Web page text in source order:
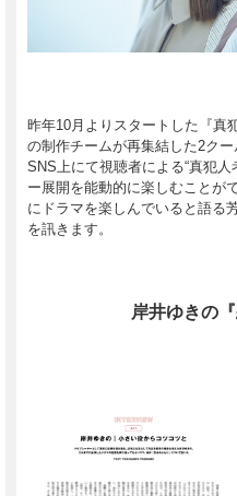
昨年10月よりスタートした『真
の制作チームが再集結した2ク
SNS上にて視聴者による“真犯
ー展開を能動的に楽しむことが
にドラマを楽しんでいると語る
を訊きます。
岸井ゆきの